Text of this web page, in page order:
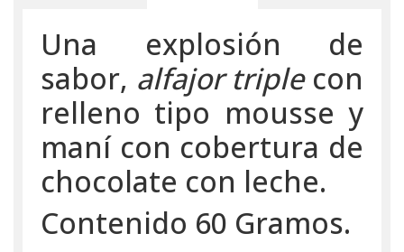
Una explosión de
sabor, alfajor triplecon
relleno tipo mousse y
maní con cobertura de
chocolate con leche.
Contenido 60 Gramos.